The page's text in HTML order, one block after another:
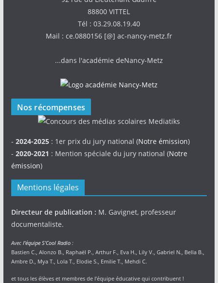
88800 VITTEL
Tél : 03.29.08.19.40
Mail : ce.0880156 [@] ac-nancy-metz.fr
...dans l'académie deNancy-Metz
Nos récompenses
- 2024-2025: 1er prix du jury national (Notre émission)
- 2020-2021 : Mention spéciale du jury national (Notre
émission)
Mentions légales
Directeur de publication : M. Gavignet, professeur
documentaliste.
Avec l’équipe S’Cool Radio:
Bastien C., Alonzo B., Raphaël P., Arthur F., Eva H., Lily V., Gabriel N., Bella B.,
Ambre D., Mya T., Lola T., Elodie S., Emilie T., Mehdi C.
et tous les élèves et membres de l’équipe éducative qui contribuent !